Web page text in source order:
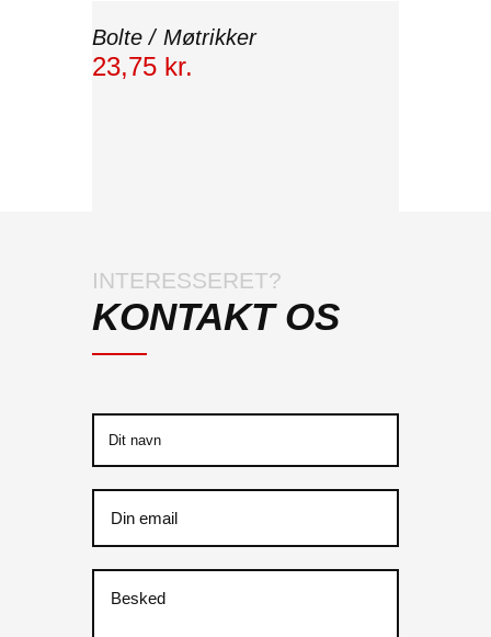
Bolte / Møtrikker
23,75 kr.
INTERESSERET?
KONTAKT OS